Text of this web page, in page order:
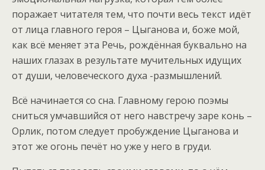
поражает читателя тем, что почти весь текст идёт
от лица главного героя – Цыганова и, боже мой,
как всё меняет эта Речь, рождённая буквально на
наших глазах в результате мучительных идущих
от души, человеческого духа -размышлений.
Всё начинается со сна. Главному герою поэмы
сниться умчавшийся от него навстречу заре конь –
Орлик, потом следует пробуждение Цыганова и
этот же огонь печёт но уже у него в груди.